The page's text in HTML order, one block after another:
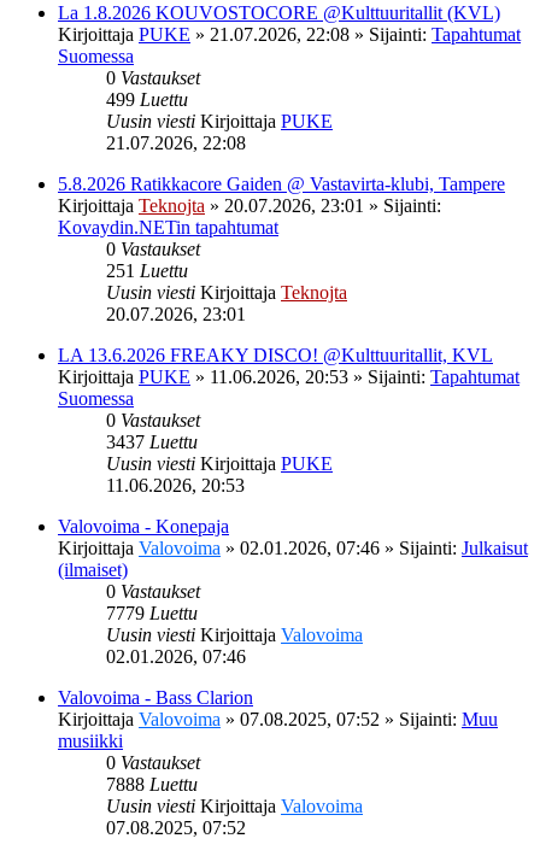
La 1.8.2026 KOUVOSTOCORE @Kulttuuritallit (KVL)
Kirjoittaja PUKE » 21.07.2026, 22:08 » Sijainti: Tapahtumat
Suomessa
0 Vastaukset
499 Luettu
Uusin viesti Kirjoittaja PUKE
21.07.2026, 22:08
5.8.2026 Ratikkacore Gaiden @ Vastavirta-klubi, Tampere
Kirjoittaja Teknojta » 20.07.2026, 23:01 » Sijainti:
Kovaydin.NETin tapahtumat
0 Vastaukset
251 Luettu
Uusin viesti Kirjoittaja Teknojta
20.07.2026, 23:01
LA 13.6.2026 FREAKY DISCO! @Kulttuuritallit, KVL
Kirjoittaja PUKE » 11.06.2026, 20:53 » Sijainti: Tapahtumat
Suomessa
0 Vastaukset
3437 Luettu
Uusin viesti Kirjoittaja PUKE
11.06.2026, 20:53
Valovoima - Konepaja
Kirjoittaja Valovoima » 02.01.2026, 07:46 » Sijainti: Julkaisut
(ilmaiset)
0 Vastaukset
7779 Luettu
Uusin viesti Kirjoittaja Valovoima
02.01.2026, 07:46
Valovoima - Bass Clarion
Kirjoittaja Valovoima » 07.08.2025, 07:52 » Sijainti: Muu
musiikki
0 Vastaukset
7888 Luettu
Uusin viesti Kirjoittaja Valovoima
07.08.2025, 07:52